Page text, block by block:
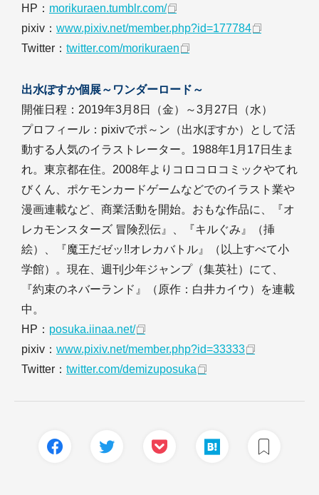
HP： morikuraen.tumblr.com/
pixiv： www.pixiv.net/member.php?id=177784
Twitter： twitter.com/morikuraen
出水ぽすか個展～ワンダーロード～
開催日程：2019年3月8日（金）～3月27日（水）
プロフィール：pixivでポ～ン（出水ぽすか）として活
動する人気のイラストレーター。1988年1月17日生ま
れ。東京都在住。2008年よりコロコロコミックやてれ
びくん、ポケモンカードゲームなどでのイラスト業や
漫画連載など、商業活動を開始。おもな作品に、『オ
レカモンスターズ 冒険烈伝』、『キルぐみ』（挿
絵）、『魔王だゼッ!!オレカバトル』（以上すべて小
学館）。現在、週刊少年ジャンプ（集英社）にて、
『約束のネバーランド』（原作：白井カイウ）を連載
中。
HP： posuka.iinaa.net/
pixiv： www.pixiv.net/member.php?id=33333
Twitter： twitter.com/demizuposuka